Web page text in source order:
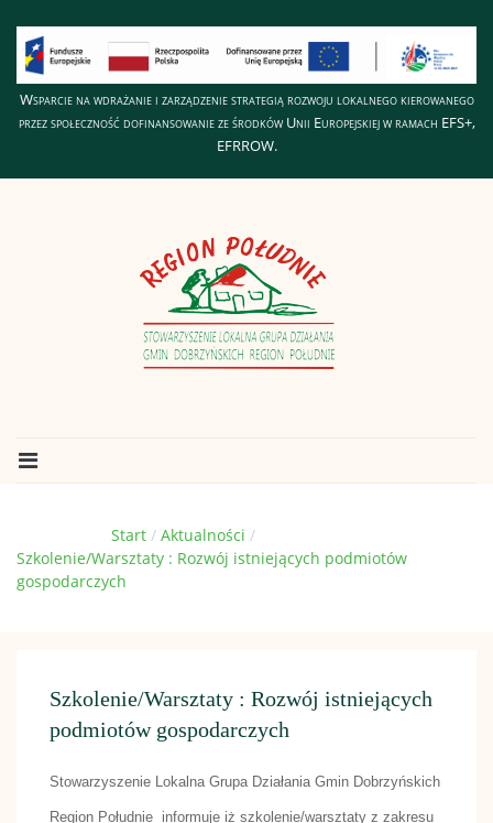
Wsparcie na wdrażanie i zarządzenie strategią rozwoju lokalnego kierowanego
przez społeczność dofinansowanie ze środków Unii Europejskiej w ramach EFS+,
EFRROW.
Start
Aktualności
Szkolenie/Warsztaty : Rozwój istniejących podmiotów
gospodarczych
Szkolenie/Warsztaty : Rozwój istniejących
podmiotów gospodarczych
Stowarzyszenie Lokalna Grupa Działania Gmin Dobrzyńskich
Region Południe informuje iż szkolenie/warsztaty z zakresu